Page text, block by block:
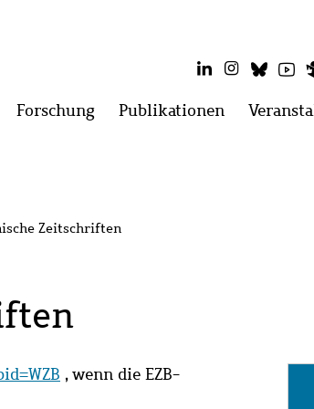
LinkedInInstagram
Menü
Forschung Menü
Publikationen Menü
Zeitschriften
, wenn die EZB-